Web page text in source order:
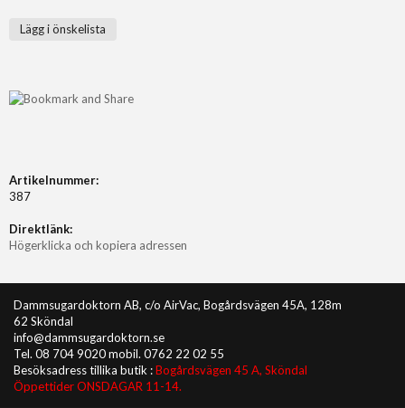
Lägg i önskelista
Artikelnummer:
387
Direktlänk:
Högerklicka och kopiera adressen
Dammsugardoktorn AB, c/o AirVac, Bogårdsvägen 45A, 128m
62 Sköndal
info@dammsugardoktorn.se
Tel. 08 704 9020 mobil. 0762 22 02 55
Besöksadress tillika butik :Bogårdsvägen 45 A, Sköndal
Öppettider ONSDAGAR 11-14.